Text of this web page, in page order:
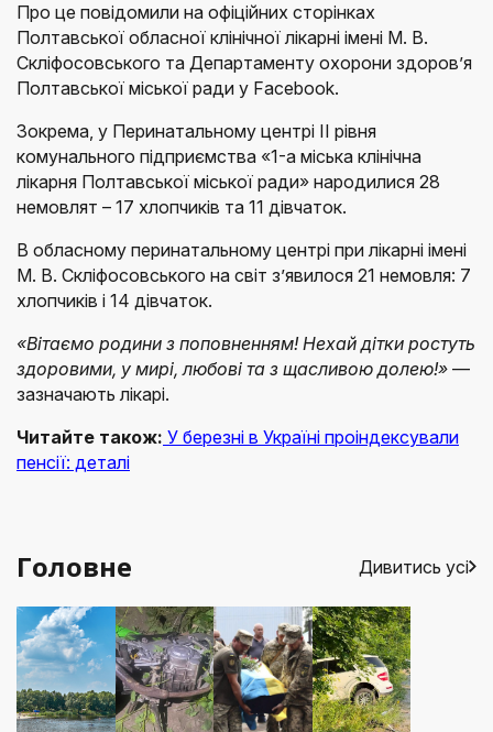
Про це повідомили на офіційних сторінках
Полтавської обласної клінічної лікарні імені М. В.
Скліфосовського та Департаменту охорони здоров’я
Полтавської міської ради у Facebook.
Зокрема, у Перинатальному центрі ІІ рівня
комунального підприємства «1-а міська клінічна
лікарня Полтавської міської ради» народилися 28
немовлят – 17 хлопчиків та 11 дівчаток.
В обласному перинатальному центрі при лікарні імені
М. В. Скліфосовського на світ з’явилося 21 немовля: 7
хлопчиків і 14 дівчаток.
«Вітаємо родини з поповненням! Нехай дітки ростуть
здоровими, у мирі, любові та з щасливою долею!» —
зазначають лікарі.
Читайте також: У березні в Україні проіндексували
пенсії: деталі
Головне Дивитись усі